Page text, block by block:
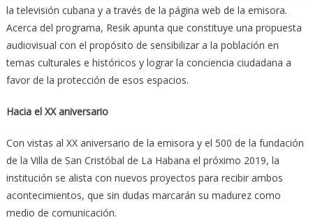
la televisión cubana y a través de la página web de la emisora.
Acerca del programa, Resik apunta que constituye una propuesta
audiovisual con el propósito de sensibilizar a la población en
temas culturales e históricos y lograr la conciencia ciudadana a
favor de la protección de esos espacios.
Hacia el XX aniversario
Con vistas al XX aniversario de la emisora y el 500 de la fundación
de la Villa de San Cristóbal de La Habana el próximo 2019, la
institución se alista con nuevos proyectos para recibir ambos
acontecimientos, que sin dudas marcarán su madurez como
medio de comunicación.